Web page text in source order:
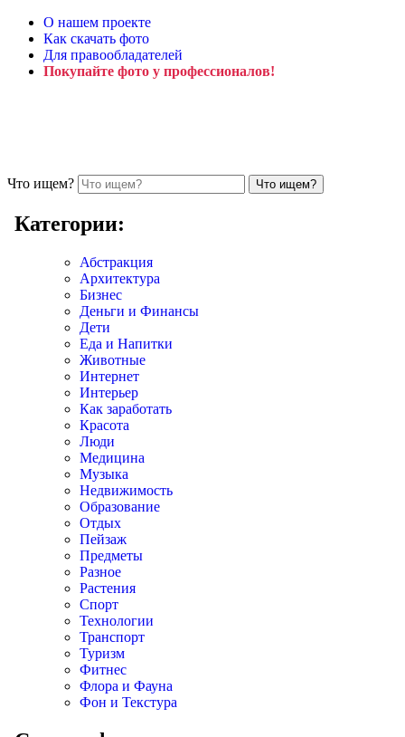
О нашем проекте
Как скачать фото
Для правообладателей
Покупайте фото у профессионалов!
Что ищем?
Категории:
Абстракция
Архитектура
Бизнес
Деньги и Финансы
Дети
Еда и Напитки
Животные
Интернет
Интерьер
Как заработать
Красота
Люди
Медицина
Музыка
Недвижимость
Образование
Отдых
Пейзаж
Предметы
Разное
Растения
Спорт
Технологии
Транспорт
Туризм
Фитнес
Флора и Фауна
Фон и Текстура